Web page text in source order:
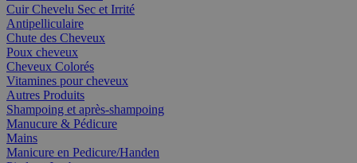
Cuir Chevelu Sec et Irrité
Antipelliculaire
Chute des Cheveux
Poux cheveux
Cheveux Colorés
Vitamines pour cheveux
Autres Produits
Shampoing et après-shampoing
Manucure & Pédicure
Mains
Manicure en Pedicure/Handen